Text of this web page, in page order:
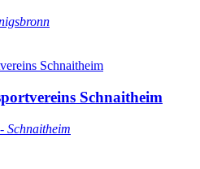
Schnaitheim
Schnaitheim